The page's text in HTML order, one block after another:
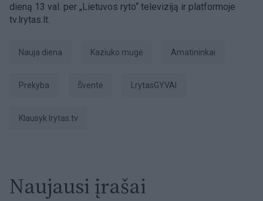
dieną 13 val. per „Lietuvos ryto“ televiziją ir platformoje
tv.lrytas.lt.
Nauja diena Kaziuko mugė amatininkai
Prekyba Šventė LrytasGYVAI
Klausyk lrytas.tv
Naujausi įrašai